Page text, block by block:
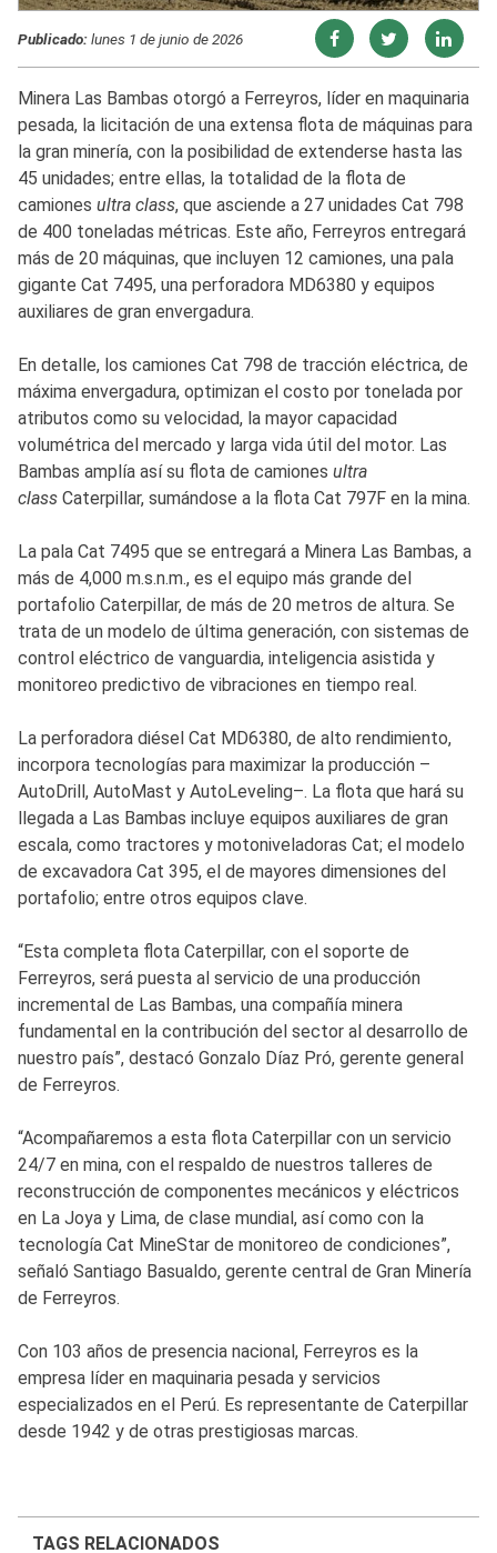
Publicado:lunes 1 de junio de 2026
Minera Las Bambas otorgó a Ferreyros, líder en maquinaria
pesada, la licitación de una extensa flota de máquinas para
la gran minería, con la posibilidad de extenderse hasta las
45 unidades; entre ellas, la totalidad de la flota de
camiones ultra class, que asciende a 27 unidades Cat 798
de 400 toneladas métricas. Este año, Ferreyros entregará
más de 20 máquinas, que incluyen 12 camiones, una pala
gigante Cat 7495, una perforadora MD6380 y equipos
auxiliares de gran envergadura.
En detalle, los camiones Cat 798 de tracción eléctrica, de
máxima envergadura, optimizan el costo por tonelada por
atributos como su velocidad, la mayor capacidad
volumétrica del mercado y larga vida útil del motor. Las
Bambas amplía así su flota de camiones ultra
class Caterpillar, sumándose a la flota Cat 797F en la mina.
La pala Cat 7495 que se entregará a Minera Las Bambas, a
más de 4,000 m.s.n.m., es el equipo más grande del
portafolio Caterpillar, de más de 20 metros de altura. Se
trata de un modelo de última generación, con sistemas de
control eléctrico de vanguardia, inteligencia asistida y
monitoreo predictivo de vibraciones en tiempo real.
La perforadora diésel Cat MD6380, de alto rendimiento,
incorpora tecnologías para maximizar la producción –
AutoDrill, AutoMast y AutoLeveling–. La flota que hará su
llegada a Las Bambas incluye equipos auxiliares de gran
escala, como tractores y motoniveladoras Cat; el modelo
de excavadora Cat 395, el de mayores dimensiones del
portafolio; entre otros equipos clave.
“Esta completa flota Caterpillar, con el soporte de
Ferreyros, será puesta al servicio de una producción
incremental de Las Bambas, una compañía minera
fundamental en la contribución del sector al desarrollo de
nuestro país”, destacó Gonzalo Díaz Pró, gerente general
de Ferreyros.
“Acompañaremos a esta flota Caterpillar con un servicio
24/7 en mina, con el respaldo de nuestros talleres de
reconstrucción de componentes mecánicos y eléctricos
en La Joya y Lima, de clase mundial, así como con la
tecnología Cat MineStar de monitoreo de condiciones”,
señaló Santiago Basualdo, gerente central de Gran Minería
de Ferreyros.
Con 103 años de presencia nacional, Ferreyros es la
empresa líder en maquinaria pesada y servicios
especializados en el Perú. Es representante de Caterpillar
desde 1942 y de otras prestigiosas marcas.
TAGS RELACIONADOS